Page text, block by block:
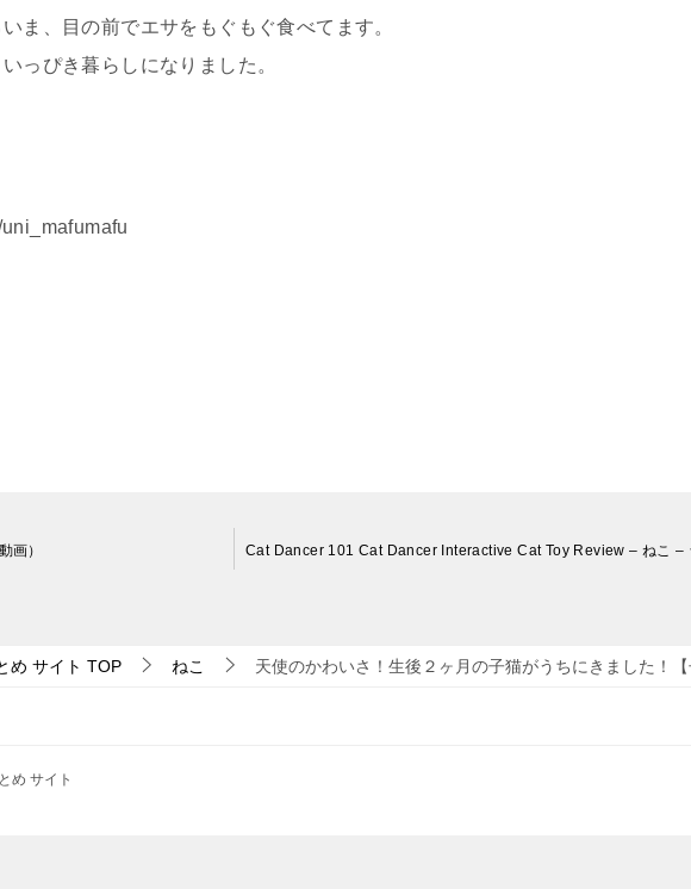
ま、目の前でエサをもぐもぐ食べてます。
っぴき暮らしになりました。
画）
め サイト TOP ねこ 天使のかわいさ！生後２ヶ月の子猫がうちにきました！
め サイト